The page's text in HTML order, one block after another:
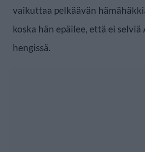
vaikuttaa pelkäävän
koska hän epäilee, että ei
hengissä.